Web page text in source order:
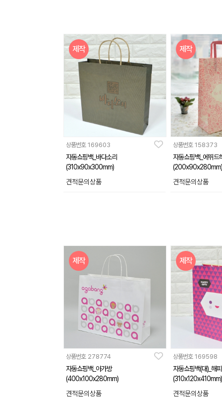
제작
상품번호 169603
자동쇼핑백_바다소리
(310x90x300mm)
견적문의상품
제작
상품번호 158373
자동쇼핑백_에뛰드
(200x90x280mm)
견적문의상품
제작
상품번호 278774
자동쇼핑백_아가방
(400x100x280mm)
견적문의상품
제작
상품번호 169598
자동쇼핑백(대)_해
(310x120x410mm)
견적문의상품